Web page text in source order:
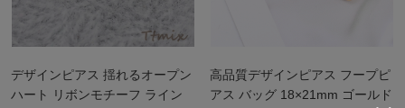
デザインピアス 揺れるオープン
ハート リボンモチーフ ライン
高品質デザインピアス フープピ
アス バッグ 18×21mm ゴールド